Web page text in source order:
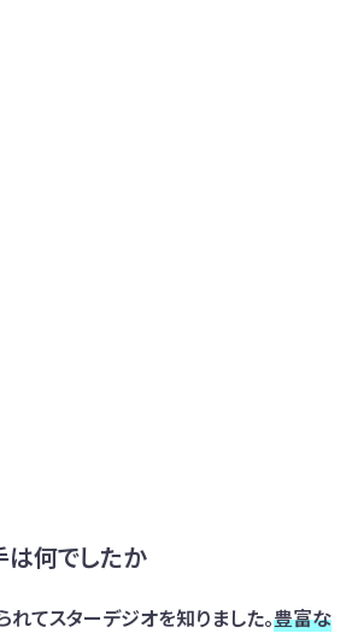
は何でしたか
てスターデジオを知りました。豊富な